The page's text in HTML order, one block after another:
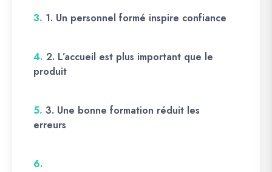
3. 1. Un personnel formé inspire confiance
4. 2. L’accueil est plus important que le
produit
5. 3. Une bonne formation réduit les
erreurs
6.